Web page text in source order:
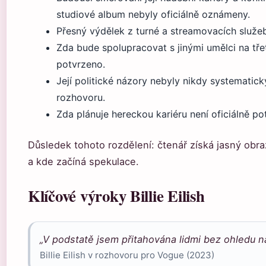
studiové album nebyly oficiálně oznámeny.
Přesný výdělek z turné a streamovacích
Zda bude spolupracovat s jinými umělci na
potvrzeno.
Její politické názory nebyly nikdy
rozhovoru.
Zda plánuje hereckou kariéru není oficiálně
Důsledek tohoto rozdělení: čtenář získá jasný
a kde začíná spekulace.
Klíčové výroky Billie Eilish
„V podstatě jsem přitahována lidmi bez ohledu
Billie Eilish v rozhovoru pro Vogue (2023)